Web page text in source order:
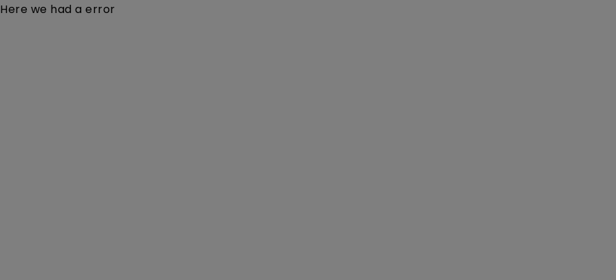
Here we had a error